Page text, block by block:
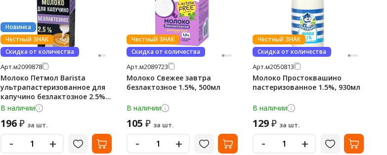
Новинка
Честный ЗНАК
Скидка от количества
Арт.м2099878
Молоко Петмол Barista
ультрапастеризованное для
капучино безлактозное 2.5%,
970мл
В наличии
196₽ за шт.
- +
Честный ЗНАК
Скидка от количества
Арт.м2089723
Молоко Свежее завтра
безлактозное 1.5%, 500мл
В наличии
105 ₽ за шт.
- +
Честный ЗНАК
Скидка от количества
Арт.м2050813
Молоко Простоквашино
пастеризованное 1.5%, 930мл
В наличии
129₽ за шт.
- +